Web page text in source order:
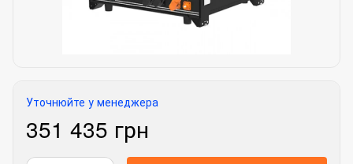
Уточнюйте у менеджера
351 435 грн